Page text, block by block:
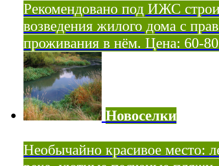
Рекомендовано под ИЖС
возведения жилого дома с
проживания в нём. Цена: 60-80
Новоселки
Необычайно красивое место: